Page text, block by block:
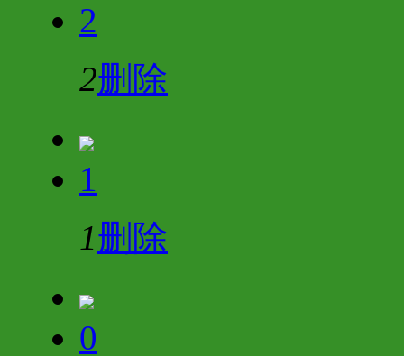
2
2删除
1
1删除
0